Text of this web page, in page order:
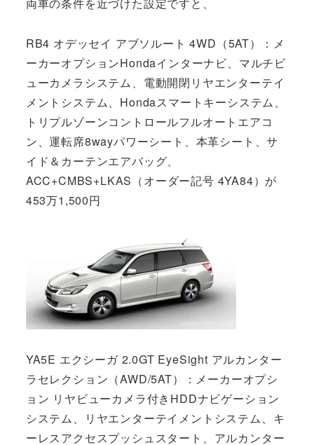
両車の条件を近づけた設定ですと、
RB4 オデッセイ アブソルート 4WD（5AT）：メ
ーカーオプションHondaインターナビ、マルチビ
ューカメラシステム、電動開閉リヤエンターテイ
メントシステム、Hondaスマートキーシステム、
トリプルゾーンコントロールフルオートエアコ
ン、運転席8wayパワーシート、本革シート、サ
イド＆カーテンエアバッグ、
ACC+CMBS+LKAS（オーダー記号 4YA84）が
453万1,500円
YA5E エクシーガ 2.0GT EyeSight アルカンター
ラセレクション（AWD/5AT）：メーカーオプシ
ョン リヤビューカメラ付きHDDナビゲーション
システム、リヤエンターテイメントシステム、キ
ーレスアクセスプッシュスタート、アルカンター